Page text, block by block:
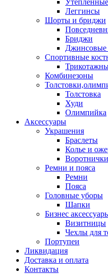
Леггинсы
Шорты и бриджи
Бриджи
Спортивные
Комбинезоны
Толстовка
Худи
Олимпийка
Аксессуары
Украшения
Браслеты
Колье и
Воротнички
Ремни и пояса
Ремни
Пояса
Головные уборы
Шапки
Бизнес
Визитницы
Чехлы для
Портупеи
Ликвидация
Доставка и оплата
Контакты